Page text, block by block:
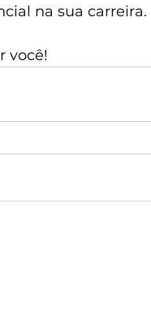
na sua carreira.
você!